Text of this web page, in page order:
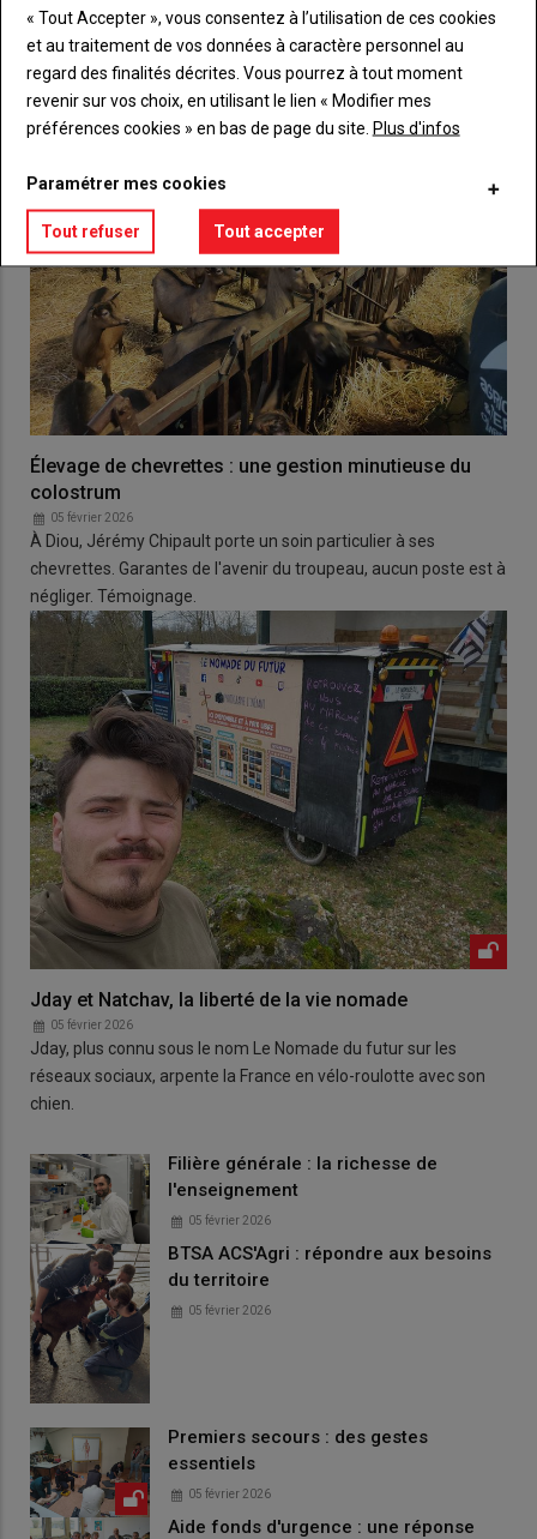
VOUS AIMEREZ AUSSI
Élevage de chevrettes : une gestion minutieuse du
colostrum
05 février 2026
À Diou, Jérémy Chipault porte un soin particulier à ses
chevrettes. Garantes de l'avenir du troupeau, aucun poste est à
négliger. Témoignage.
Jday et Natchav, la liberté de la vie nomade
05 février 2026
Jday, plus connu sous le nom Le Nomade du futur sur les
réseaux sociaux, arpente la France en vélo-roulotte avec son
chien.
Filière générale : la richesse de
l'enseignement
05 février 2026
BTSA ACS'Agri : répondre aux besoins
du territoire
05 février 2026
Premiers secours : des gestes
essentiels
05 février 2026
Aide fonds d'urgence : une réponse
« Tout Accepter », vous consentez à l’utilisation de ces cookies
et au traitement de vos données à caractère personnel au
regard des finalités décrites. Vous pourrez à tout moment
revenir sur vos choix, en utilisant le lien « Modifier mes
préférences cookies » en bas de page du site. Plus d'infos
Paramétrer mes cookies
Tout refuser Tout accepter